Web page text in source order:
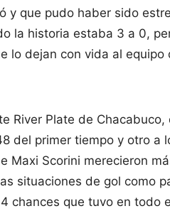
y que pudo haber sido
la historia estaba 3 a 0,
lo dejan con vida al equipo
River Plate de Chacabuco,
del primer tiempo y otro a
Maxi Scorini merecieron
situaciones de gol como
chances que tuvo en todo